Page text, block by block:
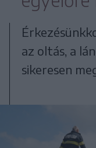
az oltás, a
sikeresen